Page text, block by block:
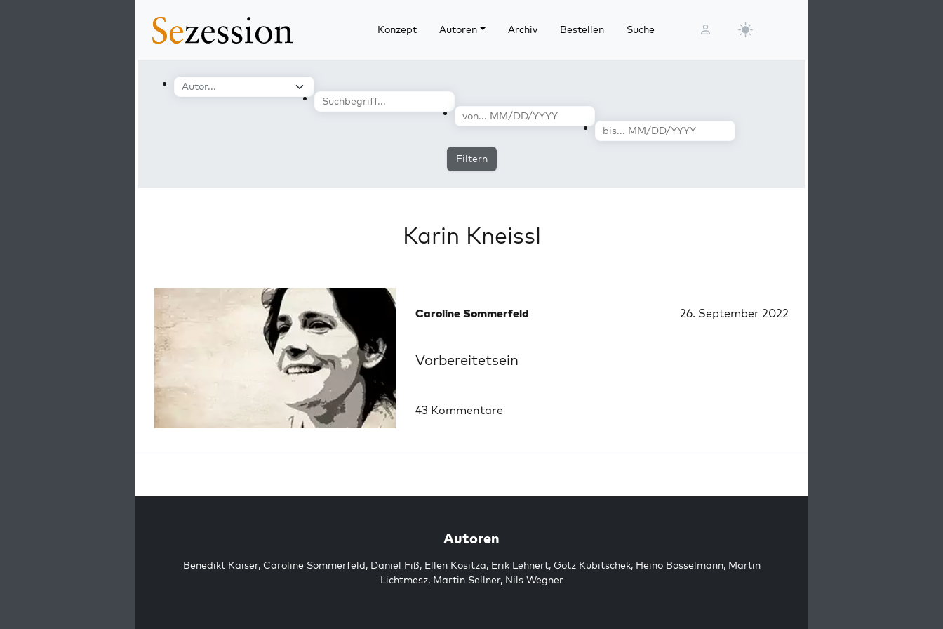
Konzept Autoren Archiv Bestellen Suche
Filtern
Karin Kneissl
Caroline Sommerfeld 26. September 2022
Vorbereitetsein
43 Kommentare
Autoren
Benedikt Kaiser, Caroline Sommerfeld, Daniel Fiß, Ellen Kositza, Erik Lehnert, Götz Kubitschek, Heino Bosselmann, Martin
Lichtmesz, Martin Sellner, Nils Wegner